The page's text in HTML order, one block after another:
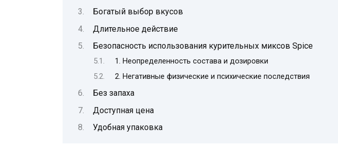
Богатый выбор вкусов
Длительное действие
Безопасность использования курительных миксов Spice
1. Неопределенность состава и дозировки
2. Негативные физические и психические последствия
Без запаха
Доступная цена
Удобная упаковка